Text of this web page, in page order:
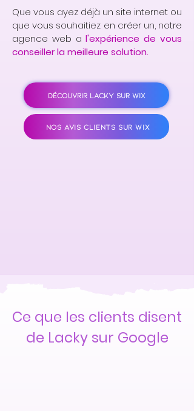
Que vous ayez déjà un site internet ou
que vous souhaitiez en créer un, notre
agence web al'expérience de vous
conseiller la meilleure solution.
DÉCOUVRIR LACKY SUR WIX
NOS AVIS CLIENTS SUR WIX
Ce que les clients disent
de Lacky sur Google